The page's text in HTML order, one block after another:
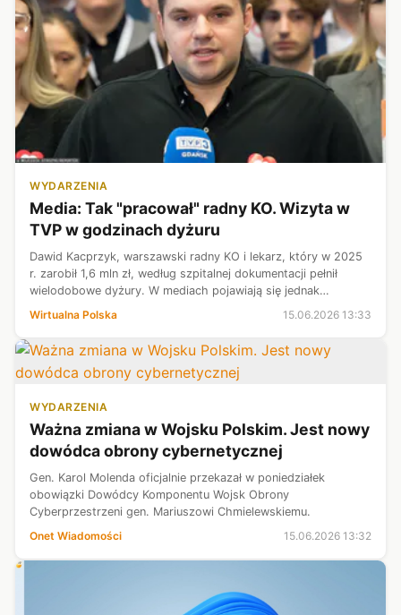
WYDARZENIA
Media: Tak "pracował" radny KO. Wizyta w
TVP w godzinach dyżuru
Dawid Kacprzyk, warszawski radny KO i lekarz, który w 2025
r. zarobił 1,6 mln zł, według szpitalnej dokumentacji pełnił
wielodobowe dyżury. W mediach pojawiają się jednak
doniesienia, że w godzinach rzekomej pracy w Warszawskim
Wirtualna Polska 15.06.2026 13:33
WYDARZENIA
Ważna zmiana w Wojsku Polskim. Jest nowy
dowódca obrony cybernetycznej
Gen. Karol Molenda oficjalnie przekazał w poniedziałek
obowiązki Dowódcy Komponentu Wojsk Obrony
Cyberprzestrzeni gen. Mariuszowi Chmielewskiemu.
Onet Wiadomości
15.06.2026 13:32